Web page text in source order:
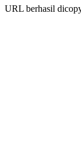
URL berhasil